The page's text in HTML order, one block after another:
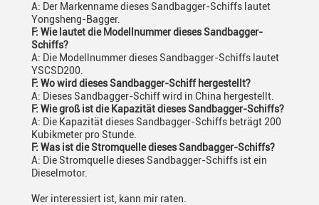
A: Der Markenname dieses Sandbagger-Schiffs lautet
Yongsheng-Bagger.
F: Wie lautet die Modellnummer dieses Sandbagger-
Schiffs?
A: Die Modellnummer dieses Sandbagger-Schiffs lautet
YSCSD200.
F: Wo wird dieses Sandbagger-Schiff hergestellt?
A: Dieses Sandbagger-Schiff wird in China hergestellt.
F: Wie groß ist die Kapazität dieses Sandbagger-Schiffs?
A: Die Kapazität dieses Sandbagger-Schiffs beträgt 200
Kubikmeter pro Stunde.
F: Was ist die Stromquelle dieses Sandbagger-Schiffs?
A: Die Stromquelle dieses Sandbagger-Schiffs ist ein
Dieselmotor.
Wer interessiert ist, kann mir raten.